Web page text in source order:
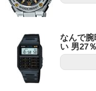
なんで
い 男27